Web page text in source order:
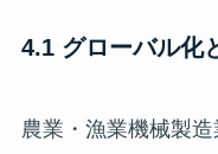
4.1 グローバル化
農業・漁業機械製